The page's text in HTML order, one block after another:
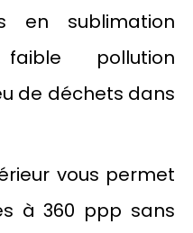
en sublimation
pollution
de déchets dans
vous permet
à 360 ppp sans